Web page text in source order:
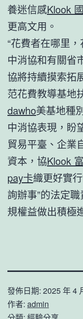
養迷信感Klook
更高文用。
“花費者在哪里
中消協和有關省
協將持續摸索拓
范花費教導基地
dawho美基地種
中消協表現，盼
貿易平臺、企業
資本，協Klook
pay卡織更好實
詢辦事”的法定
規權益做出積極
發佈日期: 2025 年 4
作者: admin